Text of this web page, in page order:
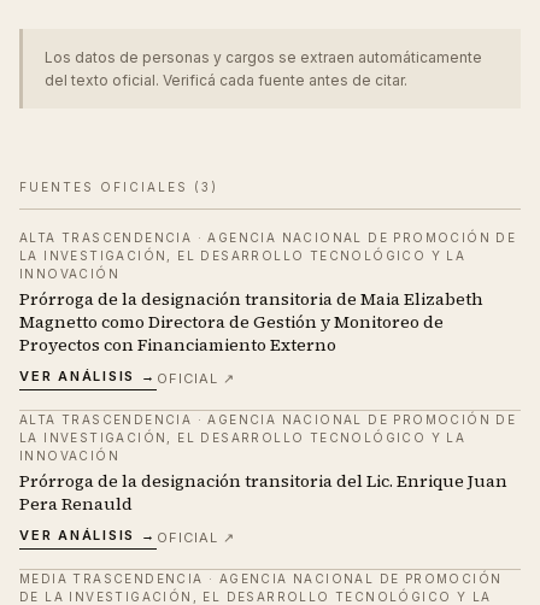
Los datos de personas y cargos se extraen automáticamente
del texto oficial. Verificá cada fuente antes de citar.
FUENTES OFICIALES ( 3 )
ALTA TRASCENDENCIA ·AGENCIA NACIONAL DE PROMOCIÓN DE
LA INVESTIGACIÓN, EL DESARROLLO TECNOLÓGICO Y LA
INNOVACIÓN
Prórroga de la designación transitoria de Maia Elizabeth
Magnetto como Directora de Gestión y Monitoreo de
Proyectos con Financiamiento Externo
VER ANÁLISIS → OFICIAL ↗
ALTA TRASCENDENCIA ·AGENCIA NACIONAL DE PROMOCIÓN DE
LA INVESTIGACIÓN, EL DESARROLLO TECNOLÓGICO Y LA
INNOVACIÓN
Prórroga de la designación transitoria del Lic. Enrique Juan
Pera Renauld
VER ANÁLISIS → OFICIAL ↗
MEDIA TRASCENDENCIA · AGENCIA NACIONAL DE PROMOCIÓN
DE LA INVESTIGACIÓN, EL DESARROLLO TECNOLÓGICO Y LA